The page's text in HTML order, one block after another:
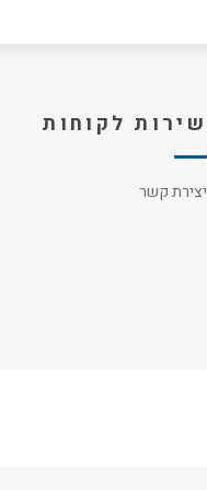
שירות לקוחות
יצירת קשר